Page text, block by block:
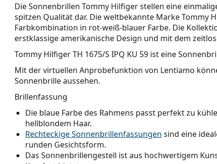
Die Sonnenbrillen Tommy Hilfiger stellen eine
spitzen Qualität dar. Die weltbekannte Marke Tommy
Farbkombination in rot-weiß-blauer Farbe. Die
erstklassige amerikanische Design und mit dem
Tommy Hilfiger TH 1675/S IPQ KU 59 ist eine
Mit der virtuellen Anprobefunktion von Lentiamo
Sonnenbrille aussehen.
Brillenfassung
Die blaue Farbe des Rahmens passt perfekt zu
hellblondem Haar.
Rechteckige Sonnenbrillenfassungen sind eine
runden Gesichtsform.
Das Sonnenbrillengestell ist aus hochwertigem